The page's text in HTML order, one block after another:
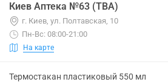
Киев Аптека №63 (ТВА)
г. Киев, ул. Полтавская, 10
Пн-Вс: 08:00-21:00
На карте
Термостакан пластиковый 550 мл